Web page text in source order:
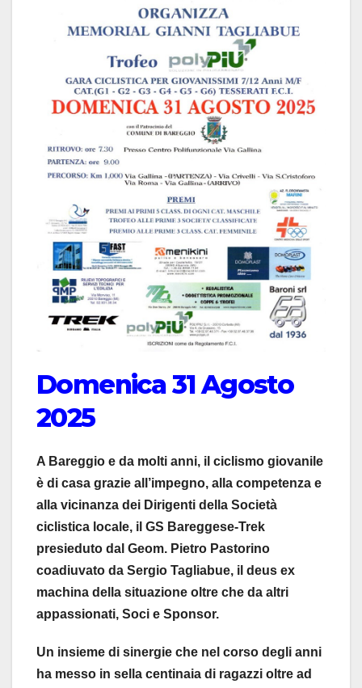
Domenica 31 Agosto
2025
A Bareggio e da molti anni, il ciclismo giovanile
è di casa grazie all’impegno, alla competenza e
alla vicinanza dei Dirigenti della Società
ciclistica locale, il GS Bareggese-Trek
presieduto dal Geom. Pietro Pastorino
coadiuvato da Sergio Tagliabue, il deus ex
machina della situazione oltre che da altri
appassionati, Soci e Sponsor.
Un insieme di sinergie che nel corso degli anni
ha messo in sella centinaia di ragazzi oltre ad